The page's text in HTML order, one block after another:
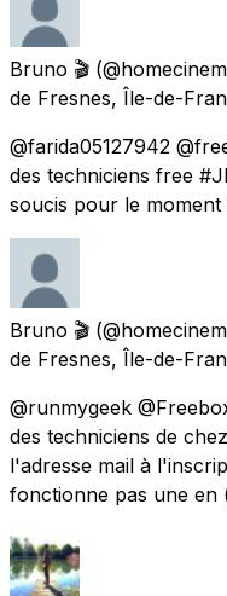
Bruno 🎬
de Fresnes, Île-de-
@farida05127942
des techniciens free
soucis pour le
Bruno 🎬
de Fresnes, Île-de-
@runmygeek
des techniciens de
l'adresse mail à
fonctionne pas une en